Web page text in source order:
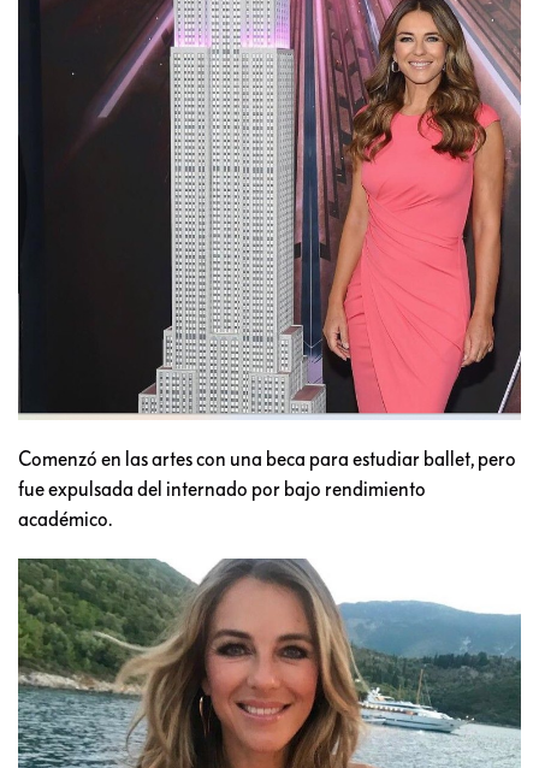
Comenzó en las artes con una beca para estudiar ballet, pero
fue expulsada del internado por bajo rendimiento
académico.